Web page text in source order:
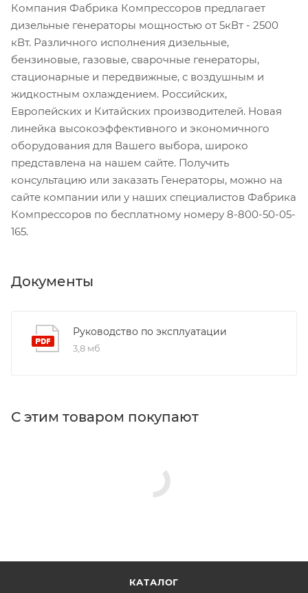
Компания Фабрика Компрессоров предлагает
дизельные генераторы мощностью от 5кВт - 2500
кВт. Различного исполнения дизельные,
бензиновые, газовые, сварочные генераторы,
стационарные и передвижные, с воздушным и
жидкостным охлаждением. Российских,
Европейских и Китайских производителей. Новая
линейка высокоэффективного и экономичного
оборудования для Вашего выбора, широко
представлена на нашем сайте. Получить
консультацию или заказать Генераторы, можно на
сайте компании или у наших специалистов Фабрика
Компрессоров по бесплатному номеру 8-800-50-05-
165.
Документы
Руководство по эксплуатации
3,8 мб
С этим товаром покупают
КАТАЛОГ